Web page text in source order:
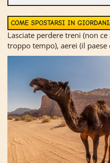
COME SPOSTARSI IN
Lasciate perdere treni (non
troppo tempo), aerei (il paese